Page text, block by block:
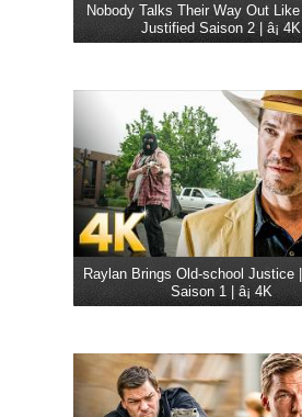
Nobody Talks Their Way Out Like
Justified Saison 2 | â¡ 4K
Raylan Brings Old-school Justice
Saison 1 | â¡ 4K